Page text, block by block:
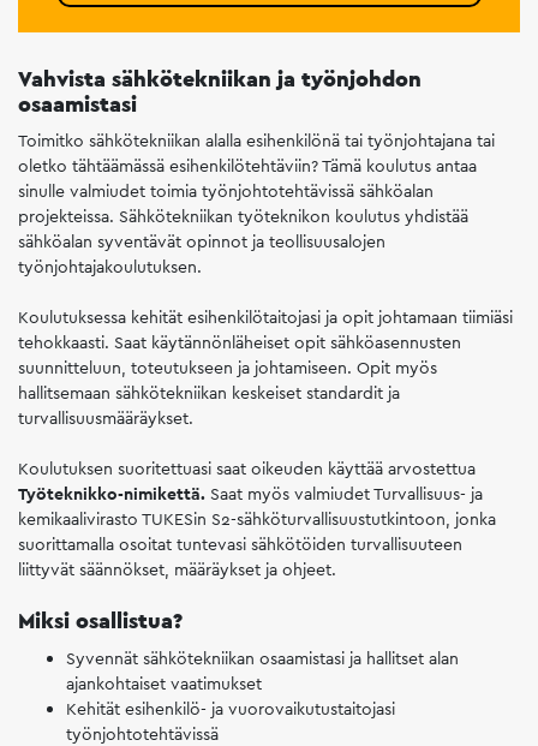
Vahvista sähkötekniikan ja työnjohdon
osaamistasi
Toimitko sähkötekniikan alalla esihenkilönä tai työnjohtajana tai
oletko tähtäämässä esihenkilötehtäviin? Tämä koulutus antaa
sinulle valmiudet toimia työnjohtotehtävissä sähköalan
projekteissa. Sähkötekniikan työteknikon koulutus yhdistää
sähköalan syventävät opinnot ja teollisuusalojen
työnjohtajakoulutuksen.
Koulutuksessa kehität esihenkilötaitojasi ja opit johtamaan tiimiäsi
tehokkaasti. Saat käytännönläheiset opit sähköasennusten
suunnitteluun, toteutukseen ja johtamiseen. Opit myös
hallitsemaan sähkötekniikan keskeiset standardit ja
turvallisuusmääräykset.
Koulutuksen suoritettuasi saat oikeuden käyttää arvostettua
Työteknikko-nimikettä. Saat myös valmiudet Turvallisuus- ja
kemikaalivirasto TUKESin S2-sähköturvallisuustutkintoon, jonka
suorittamalla osoitat tuntevasi sähkötöiden turvallisuuteen
liittyvät säännökset, määräykset ja ohjeet.
Miksi osallistua?
Syvennät sähkötekniikan osaamistasi ja hallitset alan
ajankohtaiset vaatimukset
Kehität esihenkilö- ja vuorovaikutustaitojasi
työnjohtotehtävissä